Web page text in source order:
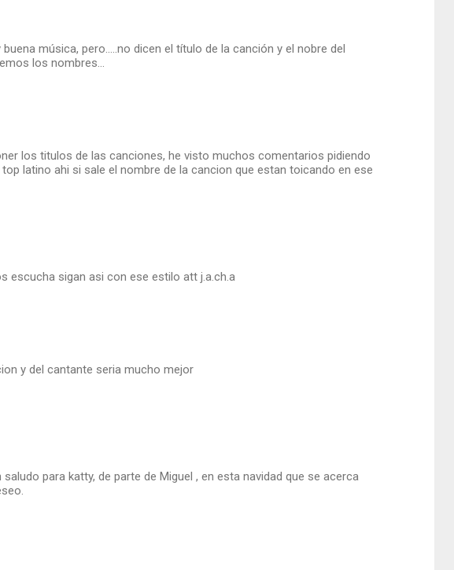
música, pero.....no dicen el título de la canción y el nobre del
los nombres...
los titulos de las canciones, he visto muchos comentarios pidiendo
latino ahi si sale el nombre de la cancion que estan toicando en ese
escucha sigan asi con ese estilo att j.a.ch.a
y del cantante seria mucho mejor
para katty, de parte de Miguel , en esta navidad que se acerca